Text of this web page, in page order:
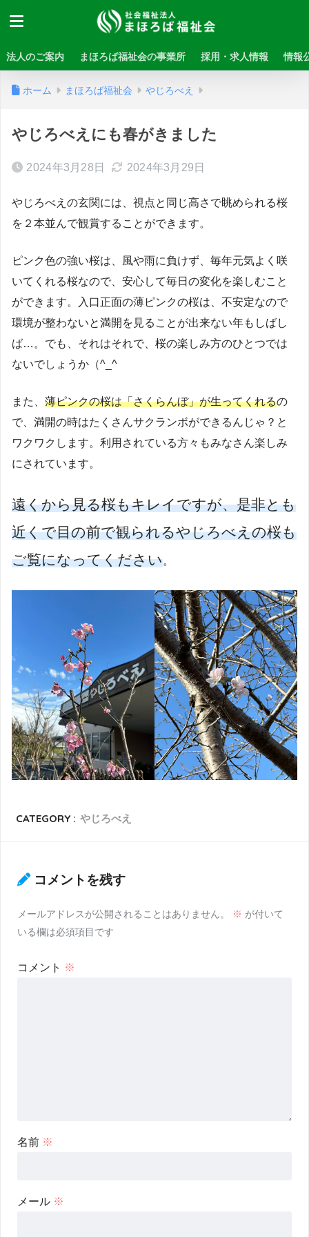
法人のご案内 まほろば福祉会の事業所 採用・求人情報 情報
ホーム まほろば福祉会 やじろべえ
やじろべえにも春がきました
2024年3月28日 2024年3月29日
やじろべえの玄関には、視点と同じ高さで眺められる桜
を２本並んで観賞することができます。
ピンク色の強い桜は、風や雨に負けず、毎年元気よく咲
いてくれる桜なので、安心して毎日の変化を楽しむこと
ができます。入口正面の薄ピンクの桜は、不安定なので
環境が整わないと満開を見ることが出来ない年もしばし
ば…。でも、それはそれで、桜の楽しみ方のひとつでは
ないでしょうか（^_^
また、 薄ピンクの桜は「さくらんぼ」が生ってくれるの
で、満開の時はたくさんサクランボができるんじゃ？と
ワクワクします。利用されている方々もみなさん楽しみ
にされています。
遠くから見る桜もキレイですが、是非とも
近くで目の前で観られるやじろべえの桜も
ご覧になってください。
CATEGORY : やじろべえ
コメントを残す
メールアドレスが公開されることはありません。 ※ が付いて
いる欄は必須項目です
コメント ※
名前 ※
メール ※